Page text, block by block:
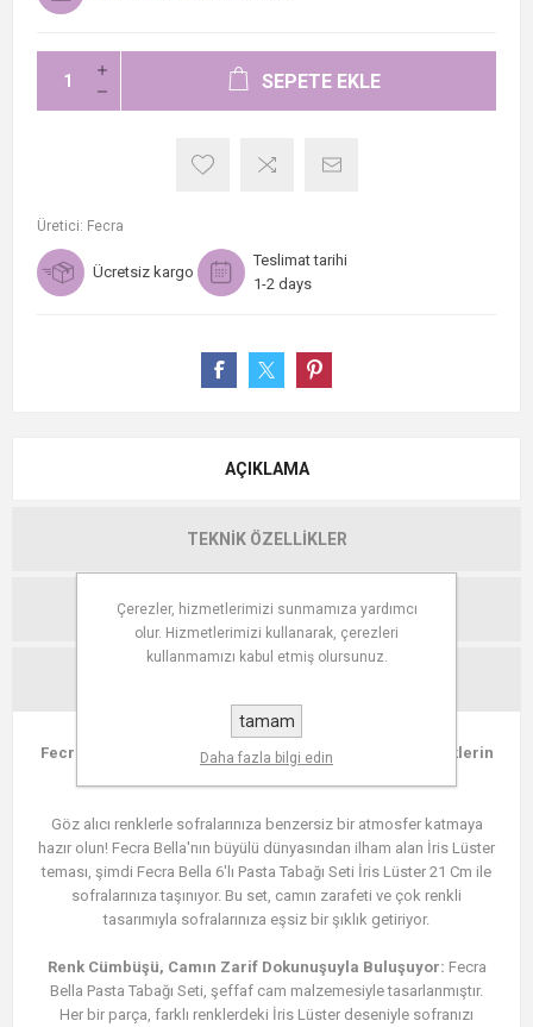
SEPETE EKLE
Üretici: Fecra
Ücretsiz kargo
Teslimat tarihi
1-2 days
AÇIKLAMA
TEKNIK ÖZELLIKLER
YORUMLAR
Fecra Bella 6'lı Pasta Tabağı Seti İris Lüster 21 Cm: Renklerin
Göz alıcı renklerle sofralarınıza benzersiz bir atmosfer katmaya
hazır olun! Fecra Bella'nın büyülü dünyasından ilham alan İris Lüster
teması, şimdi Fecra Bella 6'lı Pasta Tabağı Seti İris Lüster 21 Cm ile
sofralarınıza taşınıyor. Bu set, camın zarafeti ve çok renkli
tasarımıyla sofralarınıza eşsiz bir şıklık getiriyor.
Renk Cümbüşü, Camın Zarif Dokunuşuyla Buluşuyor: Fecra
Bella Pasta Tabağı Seti, şeffaf cam malzemesiyle tasarlanmıştır.
Her bir parça, farklı renklerdeki İris Lüster deseniyle sofranızı
Çerezler, hizmetlerimizi sunmamıza yardımcı
olur. Hizmetlerimizi kullanarak, çerezleri
kullanmamızı kabul etmiş olursunuz.
tamam
Daha fazla bilgi edin